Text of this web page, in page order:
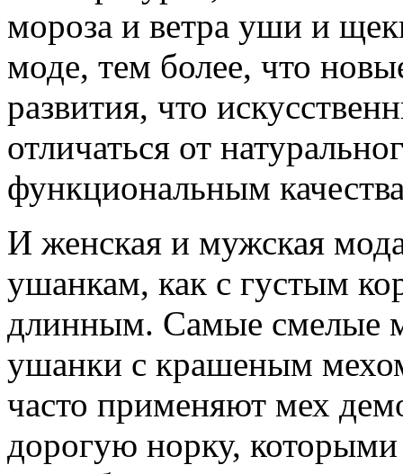
мороза и ветра уши и
моде, тем более, что
развития, что
отличаться от
функциональным
И женская и мужская
ушанкам, как с густым
длинным. Самые смелые
ушанки с крашеным
часто применяют мех
дорогую норку,